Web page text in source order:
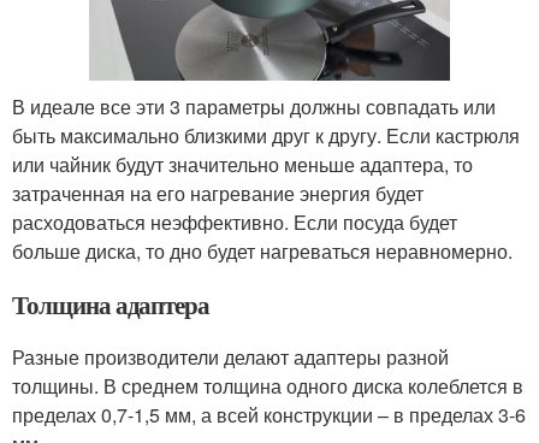
В идеале все эти 3 параметры должны совпадать или
быть максимально близкими друг к другу. Если кастрюля
или чайник будут значительно меньше адаптера, то
затраченная на его нагревание энергия будет
расходоваться неэффективно. Если посуда будет
больше диска, то дно будет нагреваться неравномерно.
Толщина адаптера
Разные производители делают адаптеры разной
толщины. В среднем толщина одного диска колеблется в
пределах 0,7-1,5 мм, а всей конструкции – в пределах 3-6